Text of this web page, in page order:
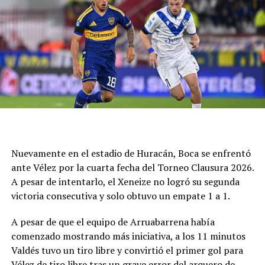
Juárez que, el autor del gol, tocó por encima del arquero
que reaccionó de gran manera para evitar un golazo.
Más allá de necesitar la igualda, los sureños querían
pero no podían y sólo inquietaron con un cabezazo de
Cucchi que controló con esfuerzo Fernández.
La necesidad hizo que Círculo no pudiera defenderse
tanto con la pelota y sufrió por una desventaja corta,
buscar algo en dos fechas como visitante, frente a
Deportivo Rincón el miércoles y luego en San Luis ante
Juventud Unida Universitario.
Síntesis
Círculo Deportivo (1): Pedro Fernández; Julián Vílchez,
Facundo Rojas, Jano Martínez y Rodrigo Torres; Joaquín
Bassani, Francisco Grahl, Ramiro Banchio y Marco
Nuevamente en el estadio de Huracán, Boca se enfrentó
ante Vélez por la cuarta fecha del Torneo Clausura 2026.
A pesar de intentarlo, el Xeneize no logró su segunda
victoria consecutiva y solo obtuvo un empate 1 a 1.
A pesar de que el equipo de Arruabarrena había
comenzado mostrando más iniciativa, a los 11 minutos
Valdés tuvo un tiro libre y convirtió el primer gol para